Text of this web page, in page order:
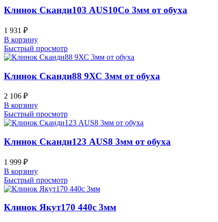
Клинок Сканди103 AUS10Co 3мм от обуха
1 931 ₽
В корзину
Быстрый просмотр
Клинок Сканди88 9ХС 3мм от обуха
2 106 ₽
В корзину
Быстрый просмотр
Клинок Сканди123 AUS8 3мм от обуха
1 999 ₽
В корзину
Быстрый просмотр
Клинок Якут170 440c 3мм